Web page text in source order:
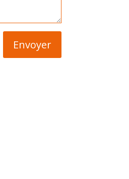
Envoyer